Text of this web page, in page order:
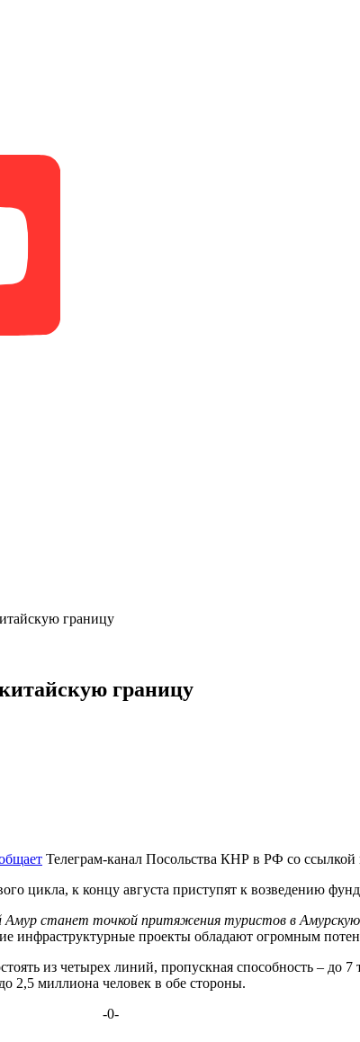
границу
границу
Телеграм-канал Посольства КНР в РФ со ссылкой
цикла, к концу августа приступят к возведению
Амур станет точкой притяжения туристов в
инфраструктурные проекты обладают огромным
из четырех линий, пропускная способность – до
2,5 миллиона человек в обе стороны.
-0-